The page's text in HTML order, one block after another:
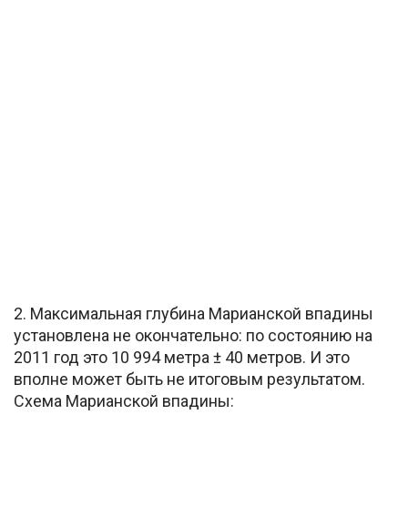
2. Максимальная глубина Марианской впадины
установлена не окончательно: по состоянию на
2011 год это 10 994 метра ± 40 метров. И это
вполне может быть не итоговым результатом.
Схема Марианской впадины: